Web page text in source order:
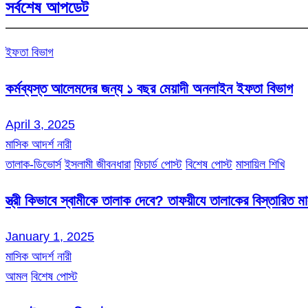
সর্বশেষ আপডেট
ইফতা বিভাগ
কর্মব্যস্ত আলেমদের জন্য ১ বছর মেয়াদী অনলাইন ইফতা বিভাগ
April 3, 2025
মাসিক আদর্শ নারী
তালাক-ডিভোর্স ইসলামী জীবনধারা ফিচার্ড পোস্ট বিশেষ পোস্ট মাসায়িল শিখি
স্ত্রী কিভাবে স্বামীকে তালাক দেবে? তাফয়ীযে তালাকের বিস্তারিত
January 1, 2025
মাসিক আদর্শ নারী
আমল বিশেষ পোস্ট